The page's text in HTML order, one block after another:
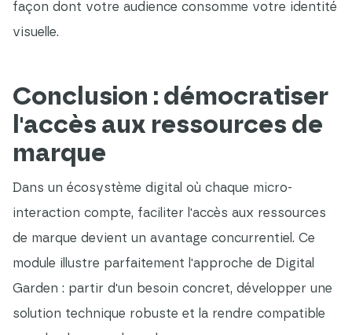
façon dont votre audience consomme votre identité
visuelle.
Conclusion : démocratiser
l'accès aux ressources de
marque
Dans un écosystème digital où chaque micro-
interaction compte, faciliter l'accès aux ressources
de marque devient un avantage concurrentiel. Ce
module illustre parfaitement l'approche de Digital
Garden : partir d'un besoin concret, développer une
solution technique robuste et la rendre compatible